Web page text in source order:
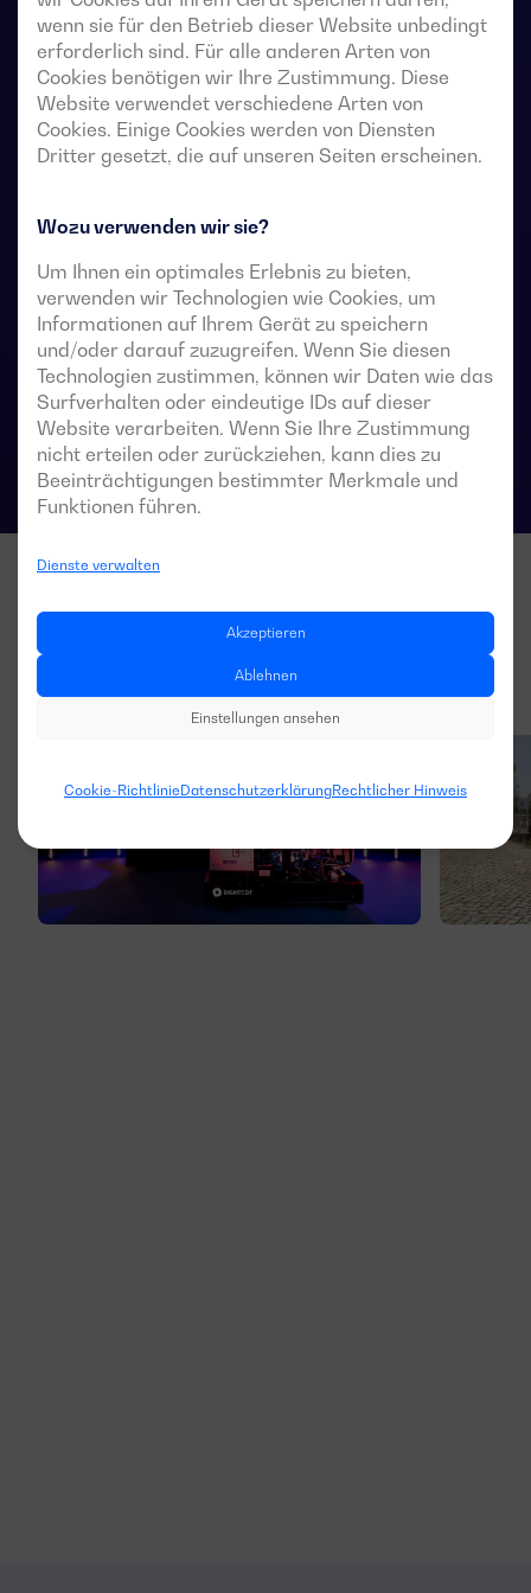
wenn sie für den Betrieb dieser Website unbedingt
erforderlich sind. Für alle anderen Arten von
Cookies benötigen wir Ihre Zustimmung. Diese
Website verwendet verschiedene Arten von
Cookies. Einige Cookies werden von Diensten
Dritter gesetzt, die auf unseren Seiten erscheinen.
Wozu verwenden wir sie?
Um Ihnen ein optimales Erlebnis zu bieten,
verwenden wir Technologien wie Cookies, um
Informationen auf Ihrem Gerät zu speichern
und/oder darauf zuzugreifen. Wenn Sie diesen
Technologien zustimmen, können wir Daten wie das
Surfverhalten oder eindeutige IDs auf dieser
Website verarbeiten. Wenn Sie Ihre Zustimmung
nicht erteilen oder zurückziehen, kann dies zu
Beeinträchtigungen bestimmter Merkmale und
Funktionen führen.
Dienste verwalten
Akzeptieren
Ablehnen
Einstellungen ansehen
Cookie-RichtlinieDatenschutzerklärungRechtlicher Hinweis
Unterbrechung. Sie ermöglichen die Lastumschaltung
von zwei Drehstromquellen über potentialfreie
Fernkontakte von einer externen automatischen
Steuerung mit Impulslogik oder einem Schalter.
Sie sind für den Einsatz in Niederspannungs-
kurze Unterbrechung der Stromversorgung der Last
während der Umschaltung akzeptabel ist.
Technische Datenblätter für Umschalter